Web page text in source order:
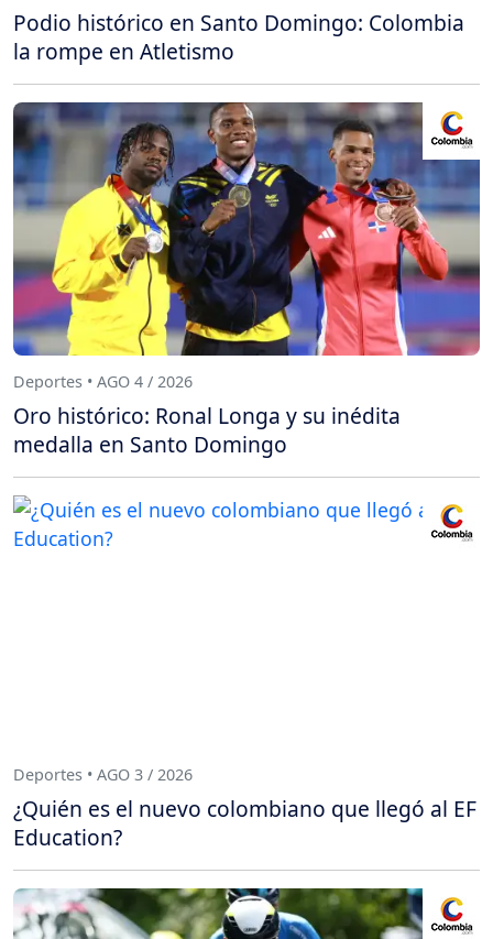
Podio histórico en Santo Domingo: Colombia
la rompe en Atletismo
Deportes • AGO 4 / 2026
Oro histórico: Ronal Longa y su inédita
medalla en Santo Domingo
Deportes • AGO 3 / 2026
¿Quién es el nuevo colombiano que llegó al EF
Education?